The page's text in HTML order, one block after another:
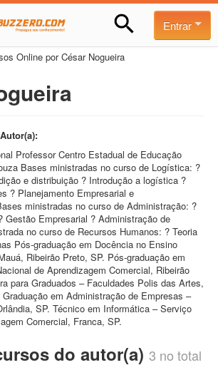
Entrar
Online por César Nogueira
Professor Centro Estadual de Educação
Bases ministradas no curso de Logística: ?
e distribuição ? Introdução a logística ?
? Planejamento Empresarial e
ministradas no curso de Administração: ?
Gestão Empresarial ? Administração de
no curso de Recursos Humanos: ? Teoria
Pós-graduação em Docência no Ensino
Ribeirão Preto, SP. Pós-graduação em
de Aprendizagem Comercial, Ribeirão
para Graduados – Faculdades Polis das Artes,
em Administração de Empresas –
SP. Técnico em Informática – Serviço
Comercial, Franca, SP.
do autor(a) 3 no total